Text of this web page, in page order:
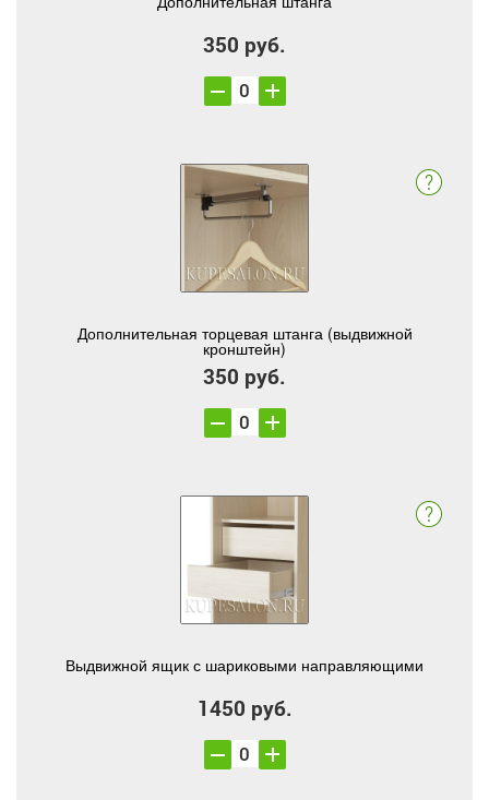
350 руб.
Дополнительная торцевая штанга (выдвижной
кронштейн)
350 руб.
Выдвижной ящик с шариковыми направляющими
1450 руб.